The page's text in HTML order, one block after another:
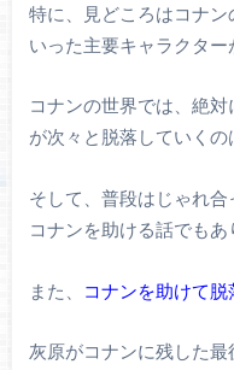
特に、見どころはコナ
いった主要キャラクター
コナンの世界では、絶
が次々と脱落していくの
そして、普段はじゃれ
コナンを助ける話でもあ
また、 コナンを助けて
灰原がコナンに残した